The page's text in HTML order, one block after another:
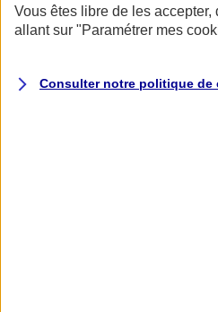
AXA
Vous êtes libre de les
allant sur "Paramétrer mes
Consulter notre politique de